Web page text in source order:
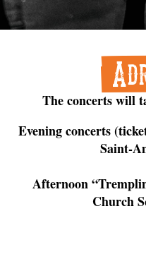
The concerts will
Eveningconcerts (
Saint-
Afternoon “
Church